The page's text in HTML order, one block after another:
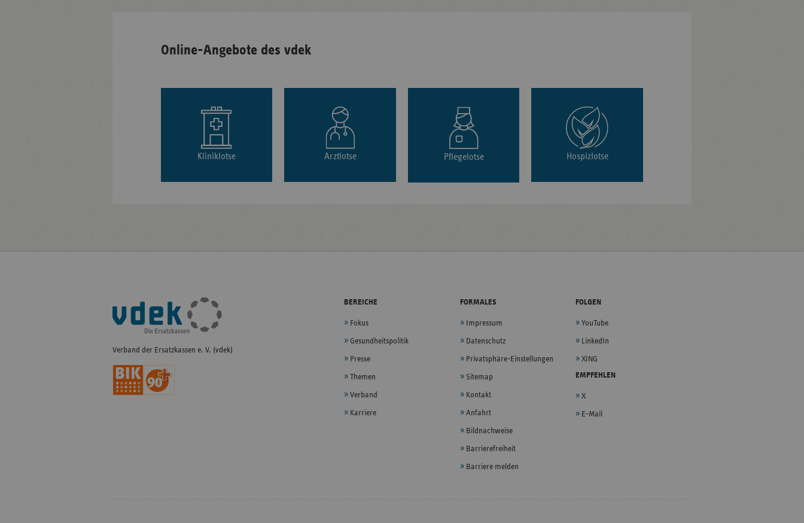
Online-Angebote des vdek
Kliniklotse Arztlotse Pflegelotse Hospizlotse
Fußleisten-
Navigation
Verband der Ersatzkassen e. V. (vdek)
BEREICHE
Fokus
Gesundheitspolitik
Presse
Themen
Verband
Karriere
FORMALES
Impressum
Datenschutz
Privatsphäre-Einstellungen
Sitemap
Kontakt
Anfahrt
Bildnachweise
Barrierefreiheit
Barriere melden
FOLGEN
YouTube
LinkedIn
XING
EMPFEHLEN
X
E-Mail